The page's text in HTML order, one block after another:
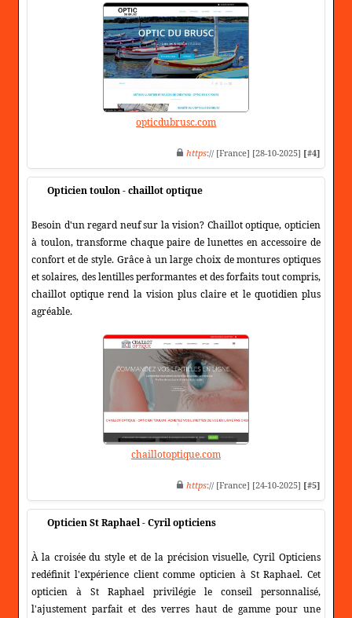
opticdubrusc.com
https:// [France] [28-10-2025] [#4]
Opticien toulon - chaillot optique
Besoin d'un regard neuf sur la vision? Chaillot optique, opticien
à toulon, transforme chaque paire de lunettes en accessoire de
confort et de style. Grâce à un large choix de montures optiques
et solaires, des lentilles performantes et des forfaits tout compris,
chaillot optique rend la vision plus claire et le quotidien plus
agréable.
chaillotoptique.com
https:// [France] [24-10-2025] [#5]
Opticien St Raphael - Cyril opticiens
À la croisée du style et de la précision visuelle, Cyril Opticiens
redéfinit l'expérience client comme opticien à St Raphael. Cet
opticien à St Raphael privilégie le conseil personnalisé,
l'ajustement parfait et des verres haut de gamme pour une